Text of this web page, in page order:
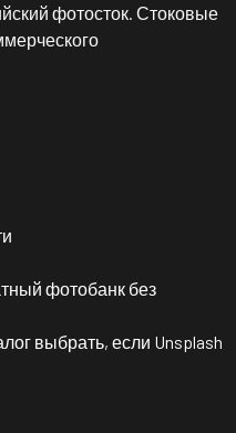
фотосток. Стоковые
фотобанк без
выбрать, если Unsplash